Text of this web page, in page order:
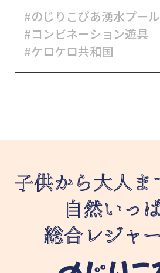
#のじりこぴあ湧水プール
#コンビネーション遊具
#ケロケロ共和国